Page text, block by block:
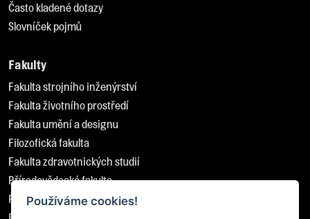
Často kladené dotazy
Slovníček pojmů
Fakulty
Fakulta strojního inženýrství
Fakulta životního prostředí
Fakulta umění a designu
Filozofická fakulta
Fakulta zdravotnických studií
Přírodovědecká fakulta
Pedagogická fakulta
Používáme cookies!